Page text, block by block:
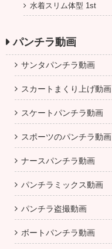
水着スリム体型 1st
パンチラ動画
サンタパンチラ動画
スカートまくり上げ動画
スケートパンチラ動画
スポーツのパンチラ動画
ナースパンチラ動画
パンチラミックス動画
パンチラ盗撮動画
ボートパンチラ動画